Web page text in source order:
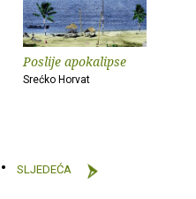
Poslije apokalipse
Srećko Horvat
SLJEDEĆA